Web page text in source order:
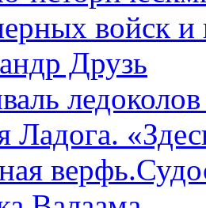
войск и
Друзь
Ладога.